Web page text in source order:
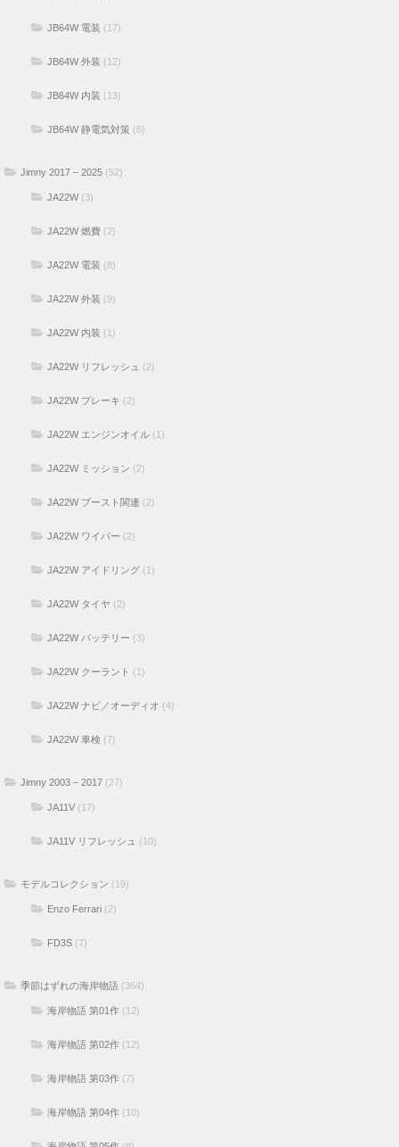
JB64W 電装 (17)
JB64W 外装 (12)
JB64W 内装 (13)
JB64W 静電気対策 (6)
Jimny 2017 – 2025 (52)
JA22W(3)
JA22W 燃費 (2)
JA22W 電装 (8)
JA22W 外装 (9)
JA22W 内装 (1)
JA22W リフレッシュ (2)
JA22W ブレーキ (2)
JA22W エンジンオイル (1)
JA22W ミッション (2)
JA22W ブースト関連 (2)
JA22W ワイパー (2)
JA22W アイドリング (1)
JA22W タイヤ (2)
JA22W バッテリー (3)
JA22W クーラント (1)
JA22W ナビ／オーディオ (4)
JA22W 車検 (7)
Jimny 2003 – 2017 (27)
JA11V (17)
JA11V リフレッシュ (10)
モデルコレクション (19)
Enzo Ferrari (2)
FD3S (7)
季節はずれの海岸物語 (364)
海岸物語 第01作 (12)
海岸物語 第02作 (12)
海岸物語 第03作 (7)
海岸物語 第04作 (10)